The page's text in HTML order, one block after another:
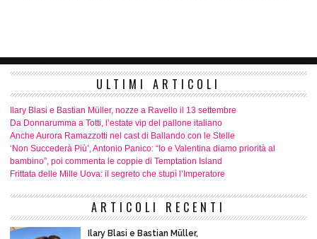
ULTIMI ARTICOLI
Ilary Blasi e Bastian Müller, nozze a Ravello il 13 settembre
Da Donnarumma a Totti, l’estate vip del pallone italiano
Anche Aurora Ramazzotti nel cast di Ballando con le Stelle
‘Non Succederà Più’, Antonio Panico: “Io e Valentina diamo priorità al
bambino”, poi commenta le coppie di Temptation Island
Frittata delle Mille Uova: il segreto che stupì l’Imperatore
ARTICOLI RECENTI
Ilary Blasi e Bastian Müller,